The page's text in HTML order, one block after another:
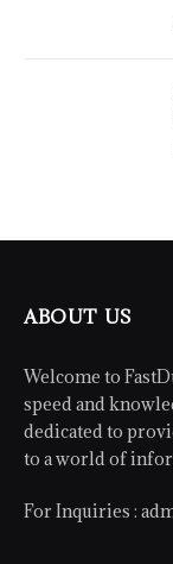
ABOUT US
Welcome to
speed and
dedicated to
to a world of
For Inquiries :